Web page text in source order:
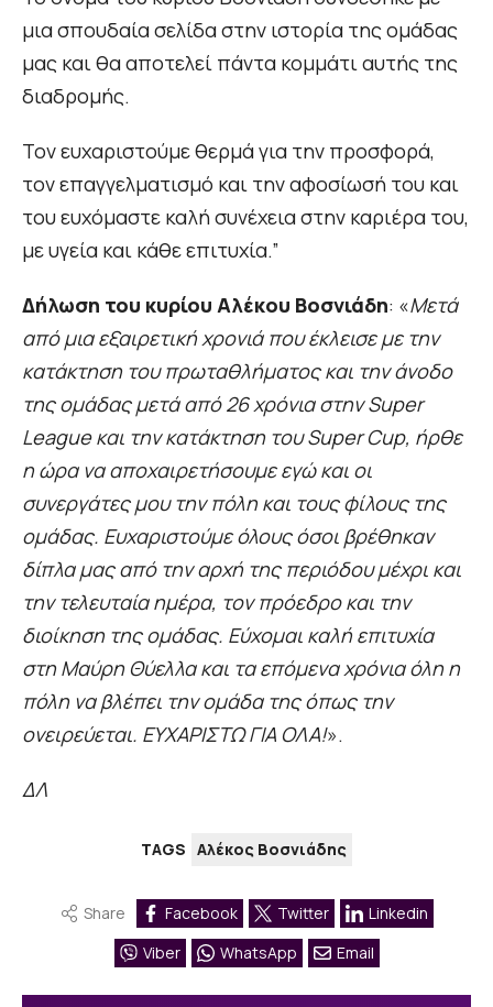
μια σπουδαία σελίδα στην ιστορία της ομάδας
μας και θα αποτελεί πάντα κομμάτι αυτής της
διαδρομής.
Τον ευχαριστούμε θερμά για την προσφορά,
τον επαγγελματισμό και την αφοσίωσή του και
του ευχόμαστε καλή συνέχεια στην καριέρα του,
με υγεία και κάθε επιτυχία.”
Δήλωση του κυρίου Αλέκου Βοσνιάδη: «Μετά
από μια εξαιρετική χρονιά που έκλεισε με την
κατάκτηση του πρωταθλήματος και την άνοδο
της ομάδας μετά από 26 χρόνια στην Super
League και την κατάκτηση του Super Cup, ήρθε
η ώρα να αποχαιρετήσουμε εγώ και οι
συνεργάτες μου την πόλη και τους φίλους της
ομάδας. Ευχαριστούμε όλους όσοι βρέθηκαν
δίπλα μας από την αρχή της περιόδου μέχρι και
την τελευταία ημέρα, τον πρόεδρο και την
διοίκηση της ομάδας. Εύχομαι καλή επιτυχία
στη Μαύρη Θύελλα και τα επόμενα χρόνια όλη η
πόλη να βλέπει την ομάδα της όπως την
ονειρεύεται. ΕΥΧΑΡΙΣΤΩ ΓΙΑ ΟΛΑ!».
ΔΛ
TAGS Αλέκος Βοσνιάδης
Share Facebook Twitter
Linkedin
Viber
WhatsApp Email